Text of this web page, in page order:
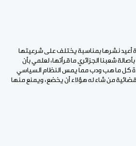
أعيد نشرها بمناسبة يختلف على شرعيتها
شعبنا الجزائري ما قرأتها، لعلمي بأن
كل ما هب ودب مما يمس النظام السياسي
من شاء له هؤلاء أن يخضع، ويمنع منها